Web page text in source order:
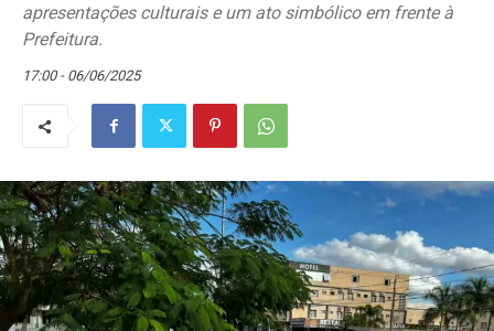
apresentações culturais e um ato simbólico em frente à
Prefeitura.
17:00 - 06/06/2025